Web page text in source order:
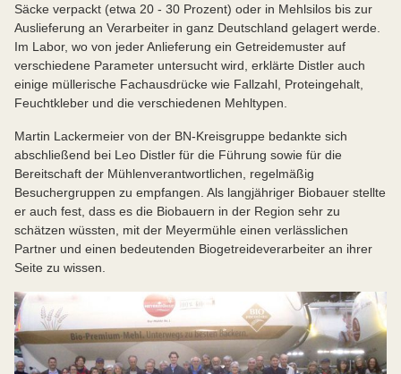
Säcke verpackt (etwa 20 - 30 Prozent) oder in Mehlsilos bis zur
Auslieferung an Verarbeiter in ganz Deutschland gelagert werde.
Im Labor, wo von jeder Anlieferung ein Getreidemuster auf
verschiedene Parameter untersucht wird, erklärte Distler auch
einige müllerische Fachausdrücke wie Fallzahl, Proteingehalt,
Feuchtkleber und die verschiedenen Mehltypen.
Martin Lackermeier von der BN-Kreisgruppe bedankte sich
abschließend bei Leo Distler für die Führung sowie für die
Bereitschaft der Mühlenverantwortlichen, regelmäßig
Besuchergruppen zu empfangen. Als langjähriger Biobauer stellte
er auch fest, dass es die Biobauern in der Region sehr zu
schätzen wüssten, mit der Meyermühle einen verlässlichen
Partner und einen bedeutenden Biogetreideverarbeiter an ihrer
Seite zu wissen.